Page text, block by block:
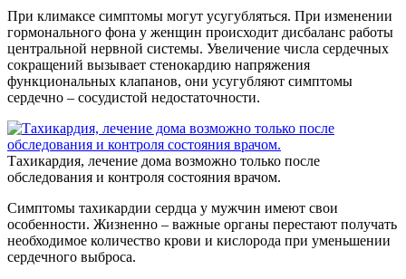
При климаксе симптомы могут усугубляться. При изменении
гормонального фона у женщин происходит дисбаланс работы
центральной нервной системы. Увеличение числа сердечных
сокращений вызывает стенокардию напряжения
функциональных клапанов, они усугубляют симптомы
сердечно – сосудистой недостаточности.
Тахикардия, лечение дома возможно только после
обследования и контроля состояния врачом.
Симптомы тахикардии сердца у мужчин имеют свои
особенности. Жизненно – важные органы перестают получать
необходимое количество крови и кислорода при уменьшении
сердечного выброса.